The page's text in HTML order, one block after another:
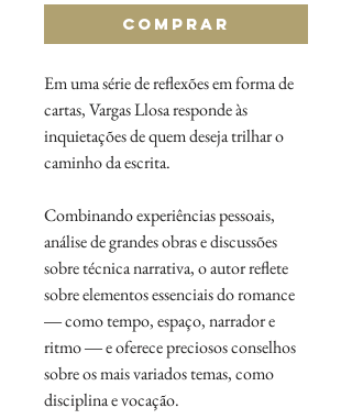
Comprar
Em uma série de reflexões em forma de
cartas, Vargas Llosa responde às
inquietações de quem deseja trilhar o
caminho da escrita.
Combinando experiências pessoais,
análise de grandes obras e discussões
sobre técnica narrativa, o autor reflete
sobre elementos essenciais do romance
― como tempo, espaço, narrador e
ritmo ― e oferece preciosos conselhos
sobre os mais variados temas, como
disciplina e vocação.